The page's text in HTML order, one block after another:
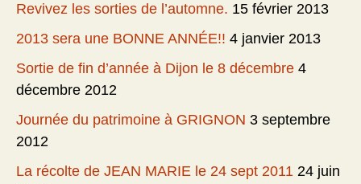
Revivez les sorties de l’automne. 15 février 2013
2013 sera une BONNE ANNÉE!! 4 janvier 2013
Sortie de fin d’année à Dijon le 8 décembre 4
décembre 2012
Journée du patrimoine à GRIGNON 3 septembre
2012
La récolte de JEAN MARIE le 24 sept 2011 24 juin